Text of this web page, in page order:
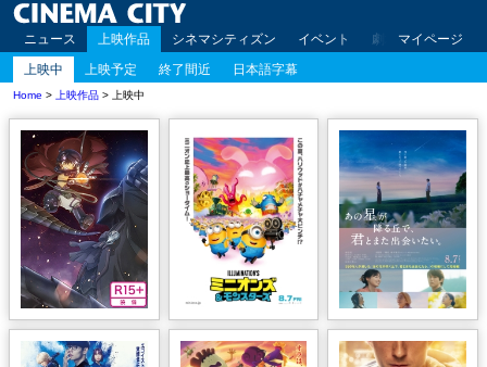
ニュース 上映作品 シネマシティズン イベント 劇場案内 アク
マイページ
上映中
上映予定 終了間近 日本語字幕
Home > 上映作品 > 上映中